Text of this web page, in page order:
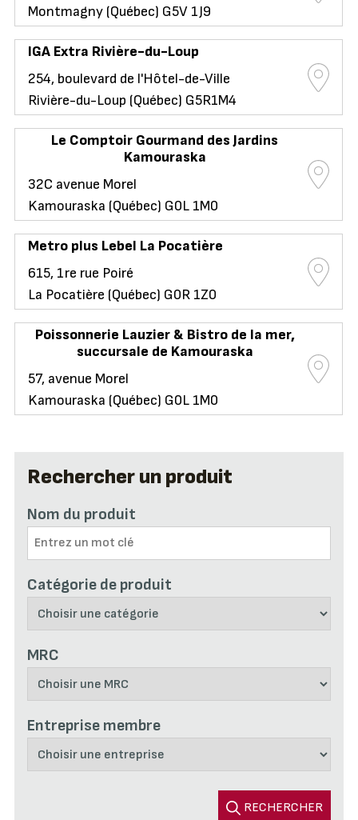
Rechercher un produit
Nom du produit
Catégorie de produit
MRC
Entreprise membre
RECHERCHER
Montmagny (Québec) G5V 1J9
IGA Extra Rivière-du-Loup
254, boulevard de l'Hôtel-de-Ville
Rivière-du-Loup (Québec) G5R1M4
Le Comptoir Gourmand des Jardins
Kamouraska
32C avenue Morel
Kamouraska (Québec) G0L 1M0
Metro plus Lebel La Pocatière
615, 1re rue Poiré
La Pocatière (Québec) G0R 1Z0
Poissonnerie Lauzier & Bistro de la mer,
succursale de Kamouraska
57, avenue Morel
Kamouraska (Québec) G0L 1M0